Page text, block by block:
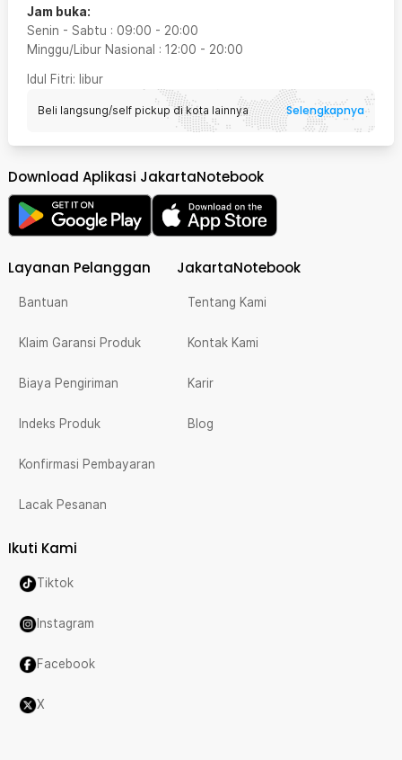
Jam buka:
Senin - Sabtu : 09:00 - 20:00
Minggu/Libur Nasional : 12:00 - 20:00
Idul Fitri: libur
Beli langsung/self pickup di kota lainnya Selengkapnya
Download Aplikasi JakartaNotebook
Layanan Pelanggan
Bantuan
Klaim Garansi Produk
Biaya Pengiriman
Indeks Produk
Konfirmasi Pembayaran
Lacak Pesanan
JakartaNotebook
Tentang Kami
Kontak Kami
Karir
Blog
Ikuti Kami
Tiktok
Instagram
Facebook
X